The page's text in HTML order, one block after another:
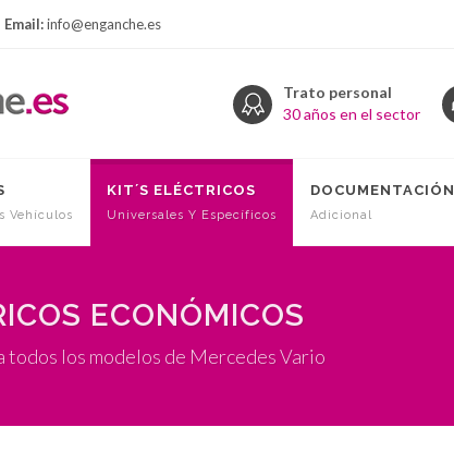
Email:info@enganche.es
Trato personal
30 años en el sector
Vehículos
KIT´S ELÉCTRICOS
Universales Y Específicos
DOCUMENTACIÓN
Adicional
ECONÓMICOS
todos los modelos de Mercedes Vario